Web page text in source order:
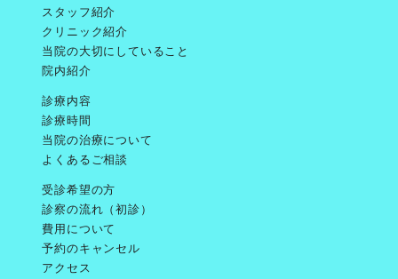
スタッフ紹介
クリニック紹介
当院の大切にしていること
院内紹介
診療内容
診療時間
当院の治療について
よくあるご相談
受診希望の方
診察の流れ（初診）
費用について
予約のキャンセル
アクセス